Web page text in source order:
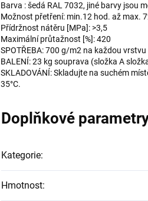
Barva : šedá RAL 7032, jiné barvy jsou
Možnost přetření: min.12 hod. až max.
Přídržnost nátěru [MPa]: >3,5
Maximální průtažnost [%]: 420
SPOTŘEBA: 700 g/m2 na každou
BALENÍ: 23 kg souprava (složka A
SKLADOVÁNÍ: Skladujte na suchém
35°C.
Doplňkové
Kategorie:
Hmotnost: